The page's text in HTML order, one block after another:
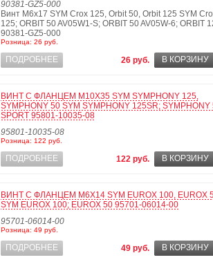
90381-GZ5-000
Винт М6х17 SYM Crox 125, Orbit 50, Orbit 125 SYM
125; ORBIT 50 AV05W1-S; ORBIT 50 AV05W-6; ORBIT
90381-GZ5-000
Розница: 26 руб.
ПОДРОБНЕЕ 26 руб. В КОРЗИНУ
ВИНТ С ФЛАНЦЕМ М10Х35 SYM SYMPHONY 125,
SYMPHONY 50 SYM SYMPHONY 125SR; SYMPHONY
SPORT 95801-10035-08
95801-10035-08
Розница: 122 руб.
ПОДРОБНЕЕ 122 руб. В КОРЗИНУ
ВИНТ С ФЛАНЦЕМ М6Х14 SYM EUROX 100, EUROX
SYM EUROX 100; EUROX 50 95701-06014-00
95701-06014-00
Розница: 49 руб.
ПОДРОБНЕЕ 49 руб. В КОРЗИНУ